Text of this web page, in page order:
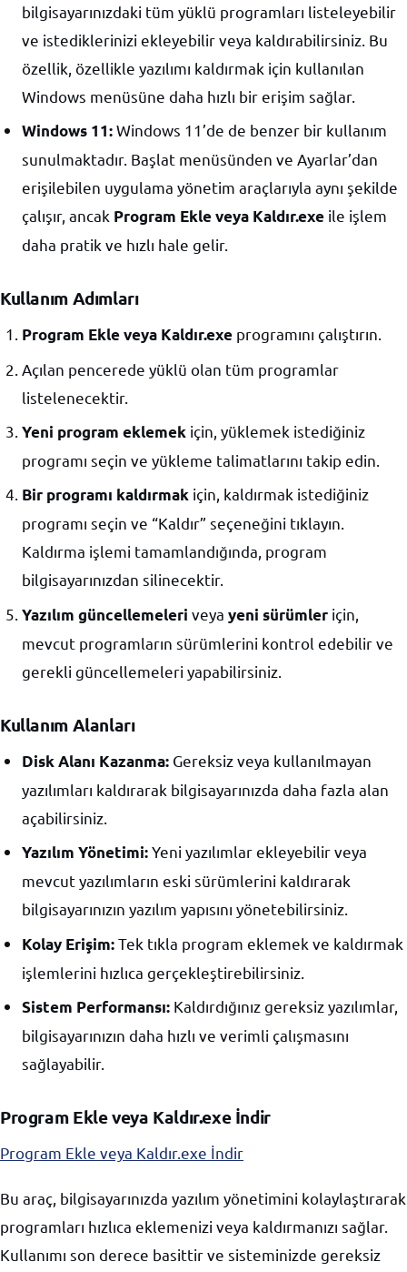
bilgisayarınızdaki tüm yüklü programları listeleyebilir
ve istediklerinizi ekleyebilir veya kaldırabilirsiniz. Bu
özellik, özellikle yazılımı kaldırmak için kullanılan
Windows menüsüne daha hızlı bir erişim sağlar.
Windows 11:Windows 11’de de benzer bir kullanım
sunulmaktadır. Başlat menüsünden ve Ayarlar’dan
erişilebilen uygulama yönetim araçlarıyla aynı şekilde
çalışır, ancak Program Ekle veya Kaldır.exe ile işlem
daha pratik ve hızlı hale gelir.
Kullanım Adımları
Program Ekle veya Kaldır.exe programını çalıştırın.
Açılan pencerede yüklü olan tüm programlar
listelenecektir.
Yeni program eklemek için, yüklemek istediğiniz
programı seçin ve yükleme talimatlarını takip edin.
Bir programı kaldırmak için, kaldırmak istediğiniz
programı seçin ve “Kaldır” seçeneğini tıklayın.
Kaldırma işlemi tamamlandığında, program
bilgisayarınızdan silinecektir.
Yazılım güncellemeleri veya yeni sürümler için,
mevcut programların sürümlerini kontrol edebilir ve
gerekli güncellemeleri yapabilirsiniz.
Kullanım Alanları
Disk Alanı Kazanma: Gereksiz veya kullanılmayan
yazılımları kaldırarak bilgisayarınızda daha fazla alan
açabilirsiniz.
Yazılım Yönetimi:Yeni yazılımlar ekleyebilir veya
mevcut yazılımların eski sürümlerini kaldırarak
bilgisayarınızın yazılım yapısını yönetebilirsiniz.
Kolay Erişim:Tek tıkla program eklemek ve kaldırmak
işlemlerini hızlıca gerçekleştirebilirsiniz.
Sistem Performansı: Kaldırdığınız gereksiz yazılımlar,
bilgisayarınızın daha hızlı ve verimli çalışmasını
sağlayabilir.
Program Ekle veya Kaldır.exe İndir
Program Ekle veya Kaldır.exe İndir
Bu araç, bilgisayarınızda yazılım yönetimini kolaylaştırarak
programları hızlıca eklemenizi veya kaldırmanızı sağlar.
Kullanımı son derece basittir ve sisteminizde gereksiz